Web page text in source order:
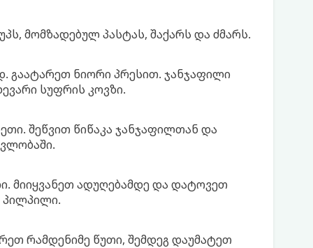
მომზადებულ პასტას, შაქარს და ძმარს.
გაატარეთ ნიორი პრესით. ჯანჯაფილი
სუფრის კოვზი.
შეწვით წიწაკა ჯანჯაფილთან და
მიიყვანეთ ადუღებამდე და დატოვეთ
პილპილი.
რამდენიმე წუთი, შემდეგ დაუმატეთ